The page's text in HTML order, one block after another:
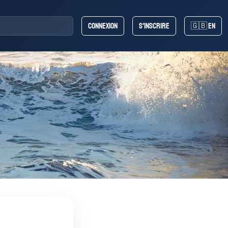
Connexion S'inscrire 🇬🇧 EN